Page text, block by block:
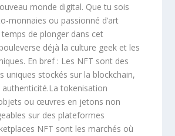
monde digital. Que tu sois
monnaies ou passionné d’art
de plonger dans cet
déjà la culture geek et les
En bref : Les NFT sont des
uniques stockés sur la blockchain,
authenticité.La tokenisation
ou œuvres en jetons non
sur des plateformes
NFT sont les marchés où